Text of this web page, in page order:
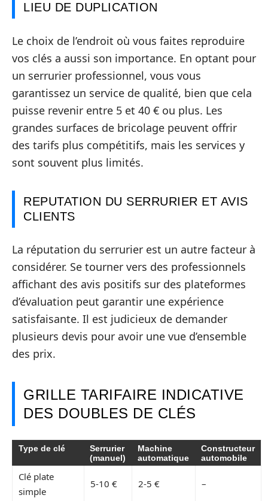
LIEU DE DUPLICATION
Le choix de l’endroit où vous faites reproduire
vos clés a aussi son importance. En optant pour
un serrurier professionnel, vous vous
garantissez un service de qualité, bien que cela
puisse revenir entre 5 et 40 € ou plus. Les
grandes surfaces de bricolage peuvent offrir
des tarifs plus compétitifs, mais les services y
sont souvent plus limités.
REPUTATION DU SERRURIER ET AVIS
CLIENTS
La réputation du serrurier est un autre facteur à
considérer. Se tourner vers des professionnels
affichant des avis positifs sur des plateformes
d’évaluation peut garantir une expérience
satisfaisante. Il est judicieux de demander
plusieurs devis pour avoir une vue d’ensemble
des prix.
GRILLE TARIFAIRE INDICATIVE
DES DOUBLES DE CLÉS
Type de clé
Serrurier
(manuel)
Machine
automatique
Constructeur
automobile
Clé plate
simple
5-10 € 2-5 € –